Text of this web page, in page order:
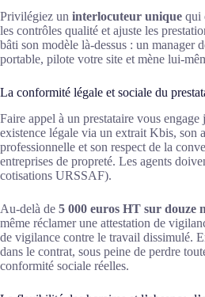
Privilégiez un interlocuteur unique qui
les contrôles qualité et ajuste les
bâti son modèle là-dessus : un manager
portable, pilote votre site et mène lui-
La conformité légale et sociale du
Faire appel à un prestataire vous
existence légale via un extrait Kbis, son
professionnelle et son respect de la
entreprises de propreté. Les agents
cotisations URSSAF).
Au-delà de 5 000 euros HT sur douze
même réclamer une attestation de
de vigilance contre le travail dissimulé.
dans le contrat, sous peine de perdre
conformité sociale réelles.